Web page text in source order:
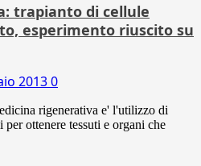
trapianto di cellule
esperimento riuscito su
20130
rigenerativa e' l'utilizzo di
ottenere tessuti e organi che